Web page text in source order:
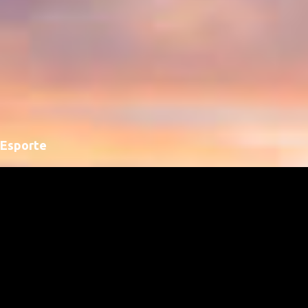
Esporte